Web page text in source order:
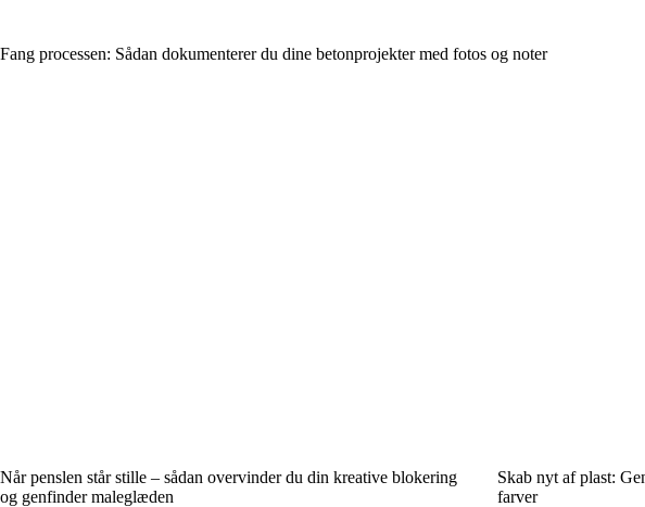
Fang processen: Sådan dokumenterer du dine betonprojekter med fotos og noter
Når penslen står stille – sådan overvinder du din kreative blokering
og genfinder maleglæden
Skab nyt af plast:
farver